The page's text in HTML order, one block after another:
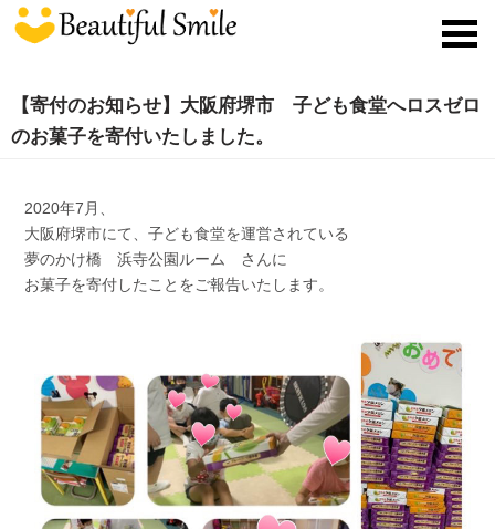
【寄付のお知らせ】大阪府堺市 子ども食堂へロスゼロ
のお菓子を寄付いたしました。
2020年7月、
大阪府堺市にて、子ども食堂を運営されている
夢のかけ橋 浜寺公園ルーム
さんに
お菓子を寄付したことをご報告いたします。